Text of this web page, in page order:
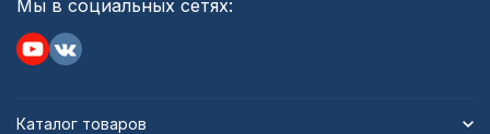
Мы в социальных сетях:
Каталог товаров